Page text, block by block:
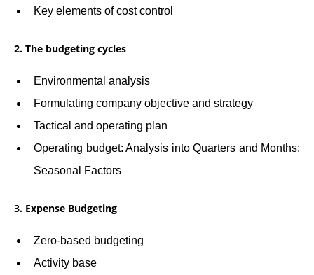
Key elements of cost control
2. The budgeting cycles
Environmental analysis
Formulating company objective and strategy
Tactical and operating plan
Operating budget: Analysis into Quarters and Months;
Seasonal Factors
3. Expense Budgeting
Zero-based budgeting
Activity base